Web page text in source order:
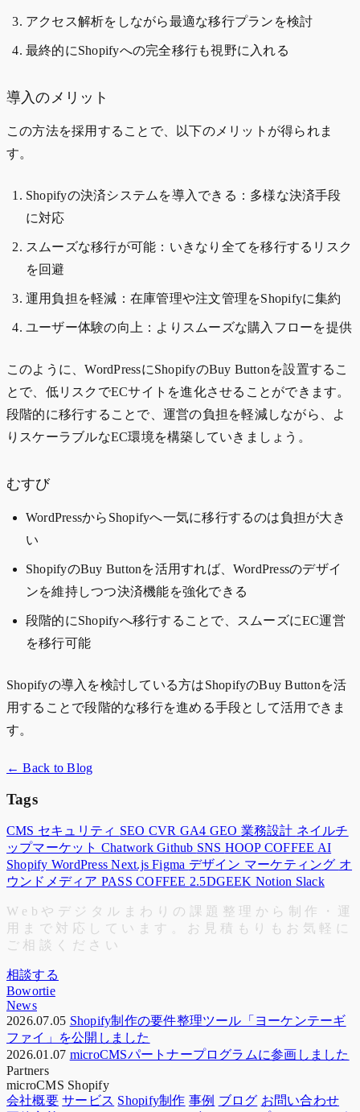
アクセス解析をしながら最適な移行プランを検討
最終的にShopifyへの完全移行も視野に入れる
導入のメリット
この方法を採用することで、以下のメリットが得られま
す。
Shopifyの決済システムを導入できる：多様な決済手段
に対応
スムーズな移行が可能：いきなり全てを移行するリスク
を回避
運用負担を軽減：在庫管理や注文管理をShopifyに集約
ユーザー体験の向上：よりスムーズな購入フローを提供
このように、WordPressにShopifyのBuy Buttonを設置するこ
とで、低リスクでECサイトを進化させることができます。
段階的に移行することで、運営の負担を軽減しながら、よ
りスケーラブルなEC環境を構築していきましょう。
むすび
WordPressからShopifyへ一気に移行するのは負担が大き
い
ShopifyのBuy Buttonを活用すれば、WordPressのデザイ
ンを維持しつつ決済機能を強化できる
段階的にShopifyへ移行することで、スムーズにEC運営
を移行可能
Shopifyの導入を検討している方はShopifyのBuy Buttonを活
用することで段階的な移行を進める手段として活用できま
す。
← Back to Blog
Tags
CMS セキュリティ SEO CVR GA4 GEO 業務設計 ネイルチ
ップマーケット ChatworkGithub SNS HOOP COFFEE AI
Shopify WordPressNext.jsFigma デザイン マーケティング オ
ウンドメディア PASS COFFEE 2.5DGEEK Notion Slack
W e b や デ ジ タ ル ま わ り の 課 題 整理 か ら 制作 ・
運
用
ま で 対 応 し て い ま す お 見 積 も り も お 気 軽 に
ご 相 談 く だ さ い
相談する
Bowortie
News
2026.07.05 Shopify制作の要件整理ツール「ヨーケンテーギ
ファイ」を公開しました
2026.01.07 microCMSパートナープログラムに参画しました
Partners
microCMS Shopify
会社概要 サービス Shopify制作 事例 ブログ お問い合わせ